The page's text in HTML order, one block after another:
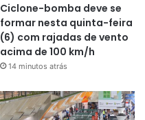
Ciclone-bomba deve se
formar nesta quinta-feira
(6) com rajadas de vento
acima de 100 km/h
14 minutos atrás